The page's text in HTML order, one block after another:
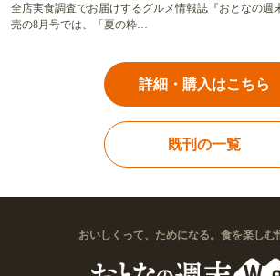
全店実食調査でお届けするグルメ情報誌『おとなの週
売の8月号では、「夏の粋…
詳細・購入はこちら
既刊の一覧
おいしくって、ためになる。食を楽しむ